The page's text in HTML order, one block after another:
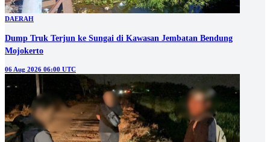
DAERAH
Dump Truk Terjun ke Sungai di Kawasan Jembatan Bendung
Mojokerto
06 Aug 2026 06:00 UTC